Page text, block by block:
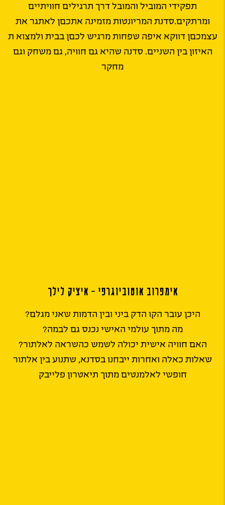
תפקידי המוביל והמובל דרך תרגילים חוויתיים
ומרתקים.סדנת המריונטות מזמינה אתכםן לאתגר את
עצמכםן דווקא איפה שפחות מרגיש לכםן בבית ולמצוא ת
האיזון בין השניים. סדנה שהיא גם חוויה, גם משחק וגם
מחקר
אימפרוב אוטוביוגרפי – איציק לילך
היכן עובר הקו הדק ביני ובין הדמות שאני מגלם?
מה מתוך עולמי האישי נכנס גם לבמה?
האם חוויה אישית יכולה לשמש כהשראה לאלתור?
שאלות כאלה ואחרות ייבחנו בסדנא, שתנוע בין אלתור
חופשי לאלמנטים מתוך תיאטרון פלייבק